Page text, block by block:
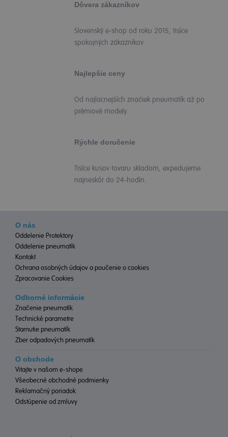
Dôvera zákazníkov
Slovenský e-shop od roku 2015, tisíce
spokojných zákazníkov.
Najlepšie ceny
Od najlacnejších značiek pneumatík až po
prémiové modely.
Rýchle doručenie
Tisíce kusov tovaru skladom, expedujeme
najneskôr do 24-hodín.
O nás
Oddelenie Protektory
Oddelenie pneumatík
Kontakt
Ochrana osobných údajov a poučenie o cookies
Zpracovanie Cookies
Odborné informácie
Značenie pneumatík
Technické parametre
Starnutie pneumatík
Zber odpadových pneumatík
O obchode
Vitajte v našom e-shope
Všeobecné obchodné podmienky
Reklamačný poriadok
Odstúpenie od zmluvy